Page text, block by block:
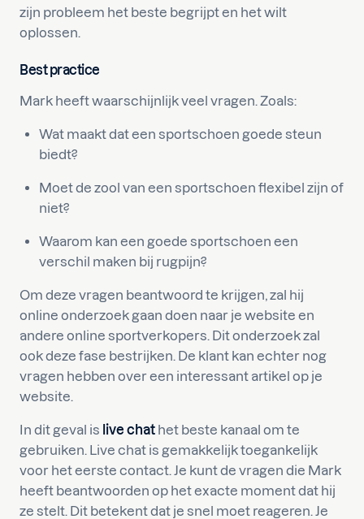
zijn probleem het beste begrijpt en het wilt
oplossen.
Best practice
Mark heeft waarschijnlijk veel vragen. Zoals:
Wat maakt dat een sportschoen goede steun
biedt?
Moet de zool van een sportschoen flexibel zijn of
niet?
Waarom kan een goede sportschoen een
verschil maken bij rugpijn?
Om deze vragen beantwoord te krijgen, zal hij
online onderzoek gaan doen naar je website en
andere online sportverkopers. Dit onderzoek zal
ook deze fase bestrijken. De klant kan echter nog
vragen hebben over een interessant artikel op je
website.
In dit geval is live chat het beste kanaal om te
gebruiken. Live chat is gemakkelijk toegankelijk
voor het eerste contact. Je kunt de vragen die Mark
heeft beantwoorden op het exacte moment dat hij
ze stelt. Dit betekent dat je snel moet reageren. Je